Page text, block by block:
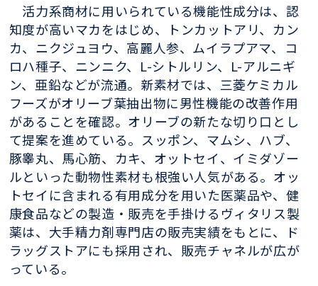
活力系商材に用いられている機能性成分は、認
知度が高いマカをはじめ、トンカットアリ、カン
カ、ニクジュヨウ、高麗人参、ムイラプアマ、コ
ロハ種子、ニンニク、L-シトルリン、L-アルニギ
ン、亜鉛などが流通。新素材では、三菱ケミカル
フーズがオリーブ葉抽出物に男性機能の改善作用
があることを確認。オリーブの新たな切り口とし
て提案を進めている。スッポン、マムシ、ハブ、
豚睾丸、馬心筋、カキ、オットセイ、イミダゾー
ルといった動物性素材も根強い人気がある。オッ
トセイに含まれる有用成分を用いた医薬品や、健
康食品などの製造・販売を手掛けるヴィタリス製
薬は、大手精力剤専門店の販売実績をもとに、ド
ラッグストアにも採用され、販売チャネルが広が
っている。